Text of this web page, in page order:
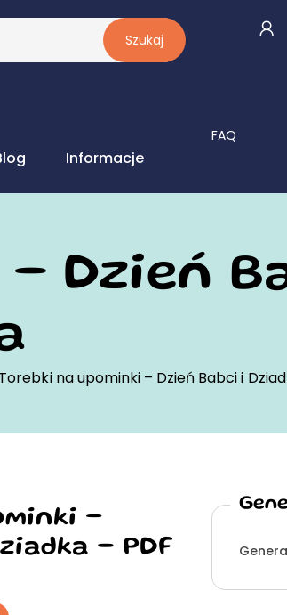
Szukaj
Informacje
FAQ
Dzień
Torebki na upominki – Dzień Babci i
–
- PDF